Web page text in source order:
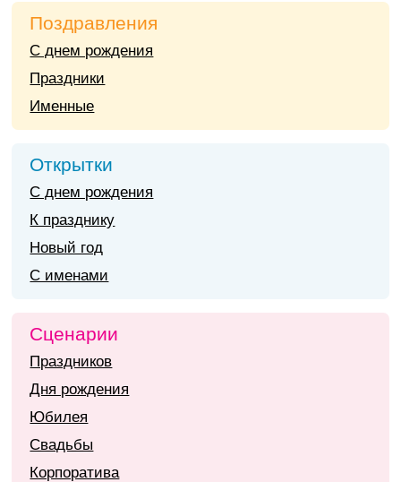
Поздравления
С днем рождения
Праздники
Именные
Открытки
С днем рождения
К празднику
Новый год
С именами
Сценарии
Праздников
Дня рождения
Юбилея
Свадьбы
Корпоратива